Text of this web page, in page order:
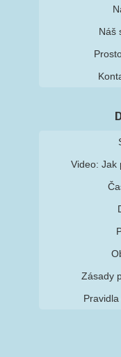
Náš
Video: Jak
Zásady